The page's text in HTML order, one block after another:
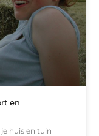
en
huis en tuin